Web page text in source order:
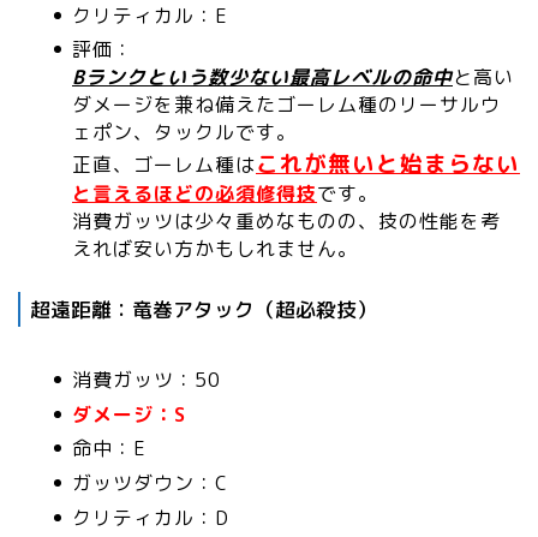
クリティカル：E
評価：
Bランクという数少ない最高レベルの命中と高い
ダメージを兼ね備えたゴーレム種のリーサルウ
ェポン、タックルです。
正直、ゴーレム種はこれが無いと始まらない
と言えるほどの必須修得技です。
消費ガッツは少々重めなものの、技の性能を考
えれば安い方かもしれません。
超遠距離：竜巻アタック（超必殺技）
消費ガッツ：50
ダメージ：S
命中：E
ガッツダウン：C
クリティカル：D